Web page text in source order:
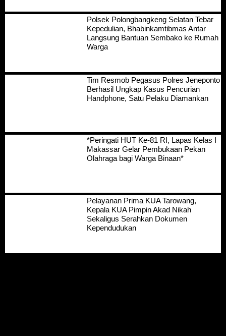
Polsek Polongbangkeng Selatan Tebar
Kepedulian, Bhabinkamtibmas Antar
Langsung Bantuan Sembako ke Rumah
Warga
Tim Resmob Pegasus Polres Jeneponto
Berhasil Ungkap Kasus Pencurian
Handphone, Satu Pelaku Diamankan
*Peringati HUT Ke-81 RI, Lapas Kelas I
Makassar Gelar Pembukaan Pekan
Olahraga bagi Warga Binaan*
Pelayanan Prima KUA Tarowang,
Kepala KUA Pimpin Akad Nikah
Sekaligus Serahkan Dokumen
Kependudukan